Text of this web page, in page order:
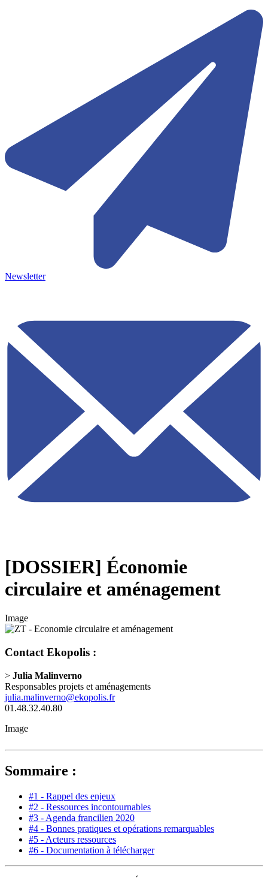
Newsletter
[DOSSIER] Économie
circulaire et aménagement
Image
Contact Ekopolis :
> Julia Malinverno
Responsables projets et aménagements
julia.malinverno@ekopolis.fr
01.48.32.40.80
Image
Sommaire :
#1 - Rappel des enjeux
#2 - Ressources incontournables
#3 - Agenda francilien 2020
#4 - Bonnes pratiques et opérations remarquables
#5 - Acteurs ressources
#6 - Documentation à télécharger